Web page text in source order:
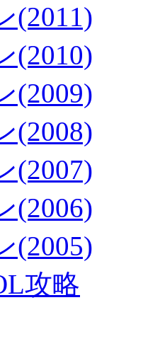
(2011)
(2010)
(2009)
(2008)
(2007)
(2006)
(2005)
攻略